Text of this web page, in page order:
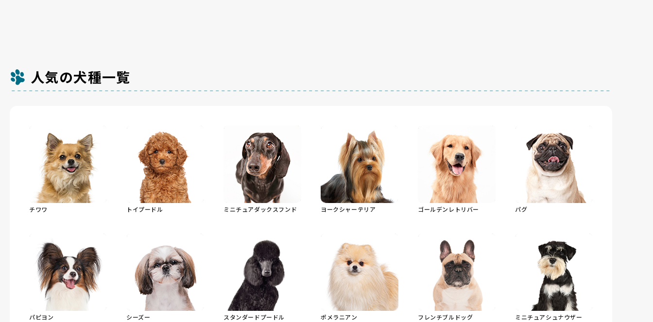
人気の犬種一覧
チワワ トイプードル ミニチュアダックスフンド ヨークシャーテリア ゴールデンレトリバー パグ
パピヨン シーズー スタンダードプードル ポメラニアン フレンチブルドッグ ミニチュアシュナウザー